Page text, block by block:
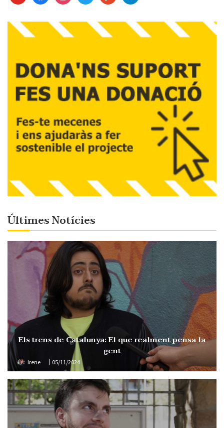
Últimes Notícies
Els trens de Catalunya: El que realment pensa la
gent
Irene 05/11/2024